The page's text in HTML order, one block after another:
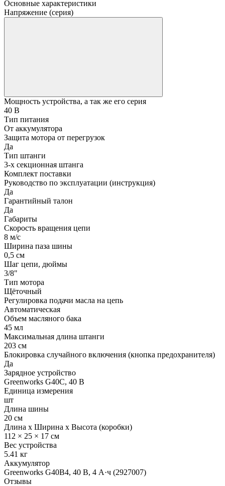
Основные характеристики
Напряжение (серия)
Мощность устройства, а так же его серия
40 В
Тип питания
От аккумулятора
Защита мотора от перегрузок
Да
Тип штанги
3-х секционная штанга
Комплект поставки
Руководство по эксплуатации (инструкция)
Да
Гарантийный талон
Да
Габариты
Скорость вращения цепи
8 м/с
Ширина паза шины
0,5 см
Шаг цепи, дюймы
3/8"
Тип мотора
Щёточный
Регулировка подачи масла на цепь
Автоматическая
Объем масляного бака
45 мл
Максимальная длина штанги
203 см
Блокировка случайного включения (кнопка предохранителя)
Да
Зарядное устройство
Greenworks G40C, 40 В
Единица измерения
шт
Длина шины
20 см
Длина x Ширина x Высота (коробки)
112 × 25 × 17 см
Вес устройства
5.41 кг
Аккумулятор
Greenworks G40B4, 40 В, 4 А·ч (2927007)
Отзывы